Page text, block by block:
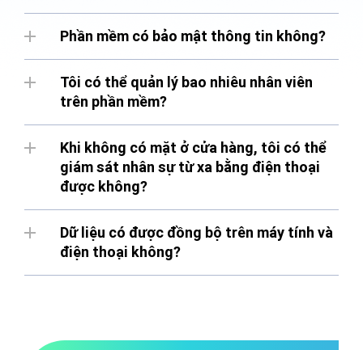
Phần mềm có bảo mật thông tin không?
Tôi có thể quản lý bao nhiêu nhân viên
trên phần mềm?
Khi không có mặt ở cửa hàng, tôi có thể
giám sát nhân sự từ xa bằng điện thoại
được không?
Dữ liệu có được đồng bộ trên máy tính và
điện thoại không?